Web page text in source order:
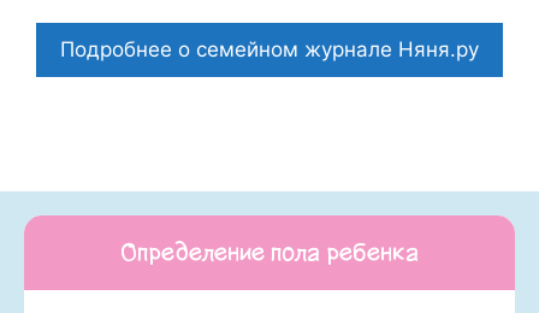
Подробнее о семейном журнале Няня.ру
Определение пола ребенка